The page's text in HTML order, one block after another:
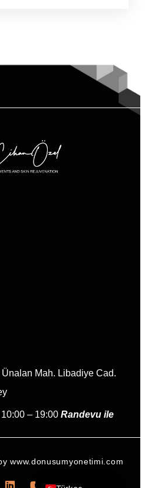
Mah. Libadiye Cad.
– 19:00 Randevu ile
© 2025 Dr. Cihan Özel by www.donusumyonetimi.com
English (UK)